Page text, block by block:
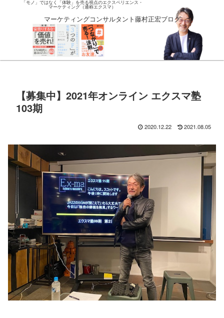
「モノ」ではなく「体験」を売る視点のエクスペリエンス・
マーケティング（通称エクスマ）
マーケティングコンサルタント藤村正宏ブログ
【募集中】2021年オンライン エクスマ塾
103期
2020.12.22 2021.08.05